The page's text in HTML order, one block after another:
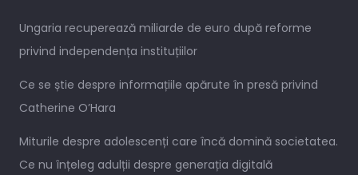
Ungaria recuperează miliarde de euro după reforme
privind independența instituțiilor
Ce se știe despre informațiile apărute în presă privind
Catherine O’Hara
Miturile despre adolescenți care încă domină societatea.
Ce nu înțeleg adulții despre generația digitală